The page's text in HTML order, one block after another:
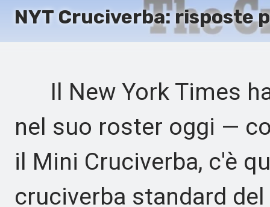
NYT Cruciverba: risposte
Il New York Times
nel suo roster oggi —
il Mini Cruciverba, c'è
cruciverba standard